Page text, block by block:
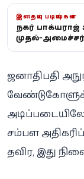
இதையும் படியுங்கள்
நடிகர்
முதல்-அமைச்சர்
ஜனாதிபதி
சம்பள
தவிர, இது